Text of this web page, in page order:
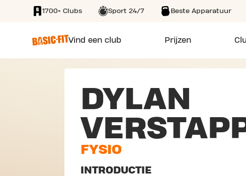
SKIP TO MAIN CONTENT
1700+ Clubs Sport 24/7 Beste Apparatuur
Vind een club Prijzen
DYLAN
FYSIO
INTRODUCTIE